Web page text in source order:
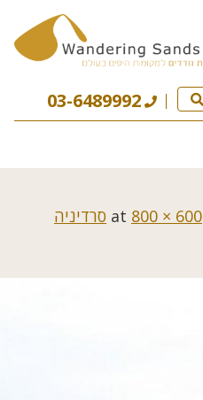
03-6489992
800 × 600
סרדיניה